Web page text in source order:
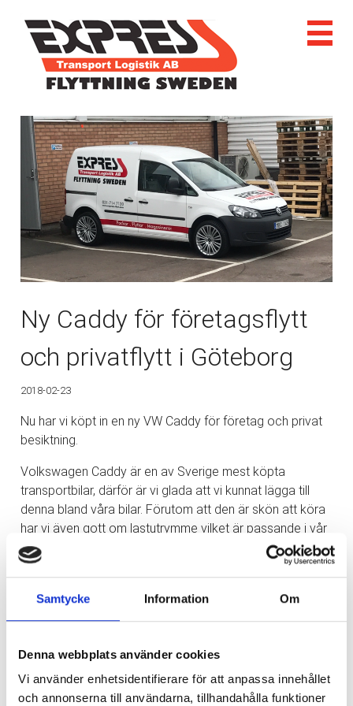
Samtycke Information Om
Denna webbplats använder cookies
Vi använder enhetsidentifierare för att anpassa innehållet
och annonserna till användarna, tillhandahålla funktioner
Ny Caddy för företagsflytt
och privatflytt i Göteborg
2018-02-23
Nu har vi köpt in en ny VW Caddy för företag och privat
besiktning.
Volkswagen Caddy är en av Sverige mest köpta
transportbilar, därför är vi glada att vi kunnat lägga till
denna bland våra bilar. Förutom att den är skön att köra
har vi även gott om lastutrymme vilket är passande i vår
bransch. Allt för att underlätta när vi hjälper våra kunder
att flytta, flyttstäda eller flyttpackning i Göteborg med
Läs gärna mer om våra tjänster inom flyttstädningar